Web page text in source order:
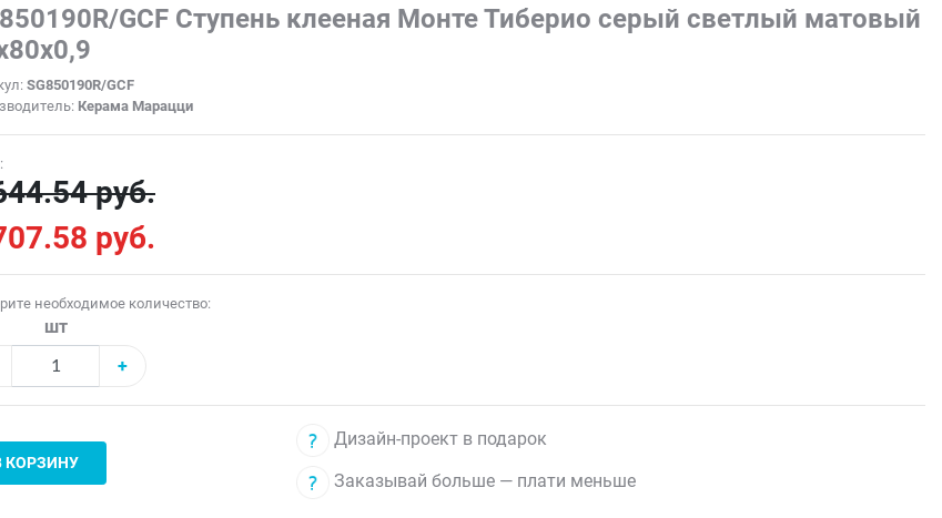
GCF Ступень клееная Монте Тиберио серый светлый матовый
SG850190R/GCF
Керама Марацци
руб.
руб.
необходимое количество:
шт
+
КОРЗИНУ
Дизайн-проект в подарок
Заказывай больше — плати меньше